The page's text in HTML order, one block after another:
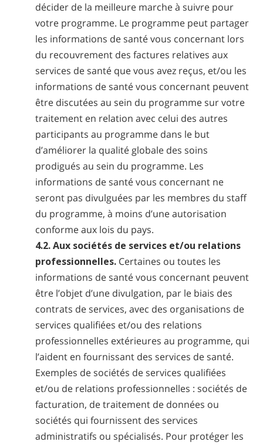
décider de la meilleure marche à suivre pour
votre programme. Le programme peut partager
les informations de santé vous concernant lors
du recouvrement des factures relatives aux
services de santé que vous avez reçus, et/ou les
informations de santé vous concernant peuvent
être discutées au sein du programme sur votre
traitement en relation avec celui des autres
participants au programme dans le but
d’améliorer la qualité globale des soins
prodigués au sein du programme. Les
informations de santé vous concernant ne
seront pas divulguées par les membres du staff
du programme, à moins d’une autorisation
conforme aux lois du pays.
4.2. Aux sociétés de services et/ou relations
professionnelles. Certaines ou toutes les
informations de santé vous concernant peuvent
être l’objet d’une divulgation, par le biais des
contrats de services, avec des organisations de
services qualifiées et/ou des relations
professionnelles extérieures au programme, qui
l’aident en fournissant des services de santé.
Exemples de sociétés de services qualifiées
et/ou de relations professionnelles : sociétés de
facturation, de traitement de données ou
sociétés qui fournissent des services
administratifs ou spécialisés. Pour protéger les